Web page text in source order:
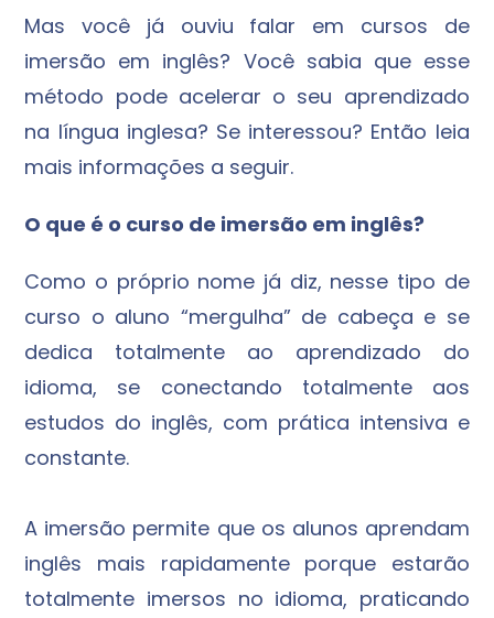
Mas você já ouviu falar em cursos de
imersão em inglês? Você sabia que esse
método pode acelerar o seu aprendizado
na língua inglesa? Se interessou? Então leia
mais informações a seguir.
O que é o curso de imersão em inglês?
Como o próprio nome já diz, nesse tipo de
curso o aluno “mergulha” de cabeça e se
dedica totalmente ao aprendizado do
idioma, se conectando totalmente aos
estudos do inglês, com prática intensiva e
constante.
A imersão permite que os alunos aprendam
inglês mais rapidamente porque estarão
totalmente imersos no idioma, praticando